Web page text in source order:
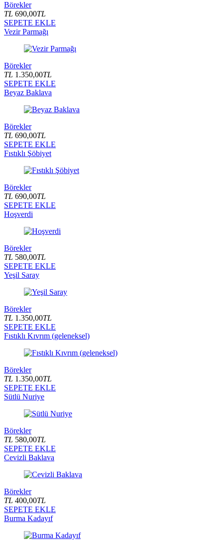
Börekler
TL 690,00TL
SEPETE EKLE
Vezir Parmağı
Börekler
TL 1.350,00TL
SEPETE EKLE
Beyaz Baklava
Börekler
TL 690,00TL
SEPETE EKLE
Fıstıklı Şöbiyet
Börekler
TL 690,00TL
SEPETE EKLE
Hoşverdi
Börekler
TL 580,00TL
SEPETE EKLE
Yeşil Saray
Börekler
TL 1.350,00TL
SEPETE EKLE
Fıstıklı Kıvrım (geleneksel)
Börekler
TL 1.350,00TL
SEPETE EKLE
Sütlü Nuriye
Börekler
TL 580,00TL
SEPETE EKLE
Cevizli Baklava
Börekler
TL 400,00TL
SEPETE EKLE
Burma Kadayıf